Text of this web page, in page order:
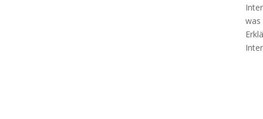
was